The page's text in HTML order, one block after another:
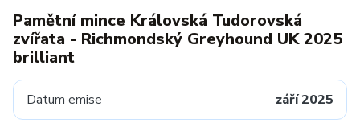
Pamětní mince Královská Tudorovská
zvířata - Richmondský Greyhound UK 2025
brilliant
Datum emise září 2025